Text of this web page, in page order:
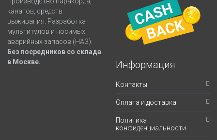
канатов, средств
выживания. Разработка
мультитулов и носимых
аварийных запасов (НАЗ).
Без посредников со склада
в Москве.
Информация
Контакты
Оплата и доставка
Политика
конфиденциальности